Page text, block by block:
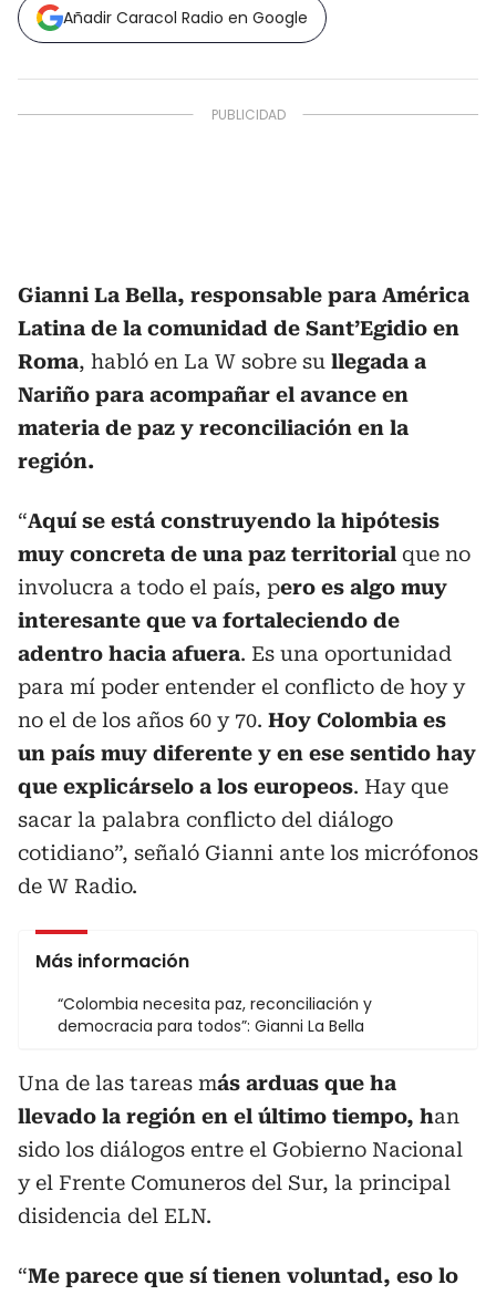
Añadir Caracol Radio en Google
Gianni La Bella, responsable para América
Latina de la comunidad de Sant’Egidio en
Roma, habló en La W sobre su llegada a
Nariño para acompañar el avance en
materia de paz y reconciliación en la
región.
“Aquí se está construyendo la hipótesis
muy concreta de una paz territorial que no
involucra a todo el país, pero es algo muy
interesante que va fortaleciendo de
adentro hacia afuera. Es una oportunidad
para mí poder entender el conflicto de hoy y
no el de los años 60 y 70. Hoy Colombia es
un país muy diferente y en ese sentido hay
que explicárselo a los europeos. Hay que
sacar la palabra conflicto del diálogo
cotidiano”, señaló Gianni ante los micrófonos
de W Radio.
Más información
“Colombia necesita paz, reconciliación y
democracia para todos”: Gianni La Bella
Una de las tareas más arduas que ha
llevado la región en el último tiempo, han
sido los diálogos entre el Gobierno Nacional
y el Frente Comuneros del Sur, la principal
disidencia del ELN.
“Me parece que sí tienen voluntad, eso lo